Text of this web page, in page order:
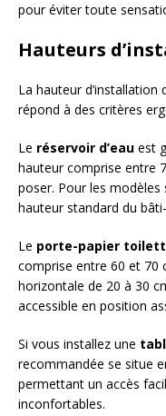
pour éviter toute
Hauteurs
La hauteur d’installation
répond à des critères
Le réservoir d’eau est
hauteur comprise entre
poser. Pour les modèles
hauteur standard du
Le porte-papier
comprise entre 60 et 70
horizontale de 20 à 30
accessible en position
Si vous installez une
recommandée se situe
permettant un accès
inconfortables.